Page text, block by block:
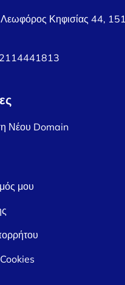
Λεωφόρος Κηφισίας 44,
2114441813
Νέου Domain
μου